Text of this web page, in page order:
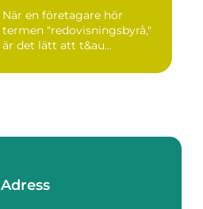
När en företagare hör
termen "redovisningsbyrå,"
är det lätt att t&au...
Adress